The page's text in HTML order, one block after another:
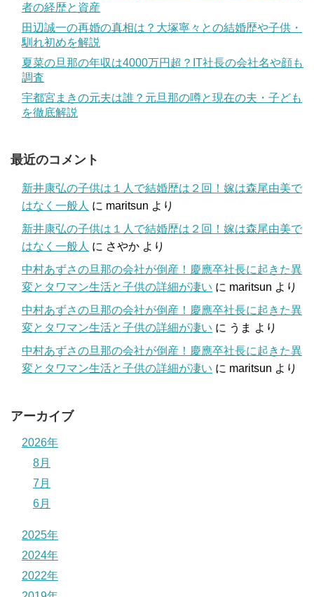
者の経歴と資産
田辺誠一の再婚の真相は？大塚寧々との結婚歴や子供・
馴れ初めを解説
夏菜の旦那の年収は4000万円超？IT社長の会社名や顔も
調査
宇都宮まきの元夫は誰？元旦那の噂と現在の夫・子ども
を徹底解説
最近のコメント
新井康弘の子供は１人で結婚歴は２回！嫁は森尾由美で
はなく一般人 に maritsun より
新井康弘の子供は１人で結婚歴は２回！嫁は森尾由美で
はなく一般人 に さやか より
中村あずさの旦那の会社が倒産！慶應卒社長に起きた異
変とタワマン生活と子供の詳細が凄い に maritsun より
中村あずさの旦那の会社が倒産！慶應卒社長に起きた異
変とタワマン生活と子供の詳細が凄い に うま より
中村あずさの旦那の会社が倒産！慶應卒社長に起きた異
変とタワマン生活と子供の詳細が凄い に maritsun より
アーカイブ
2026年
8月
7月
6月
2025年
2024年
2022年